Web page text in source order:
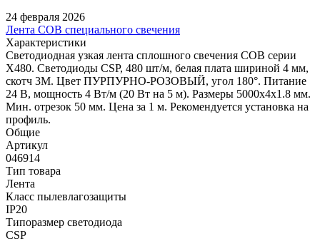
24 февраля 2026
Лента COB специального свечения
Характеристики
Светодиодная узкая лента сплошного свечения COB серии
X480. Светодиоды CSP, 480 шт/м, белая плата шириной 4 мм,
скотч 3M. Цвет ПУРПУРНО-РОЗОВЫЙ, угол 180°. Питание
24 В, мощность 4 Вт/м (20 Вт на 5 м). Размеры 5000х4х1.8 мм.
Мин. отрезок 50 мм. Цена за 1 м. Рекомендуется установка на
профиль.
Общие
Артикул
046914
Тип товара
Лента
Класс пылевлагозащиты
IP20
Типоразмер светодиода
CSP